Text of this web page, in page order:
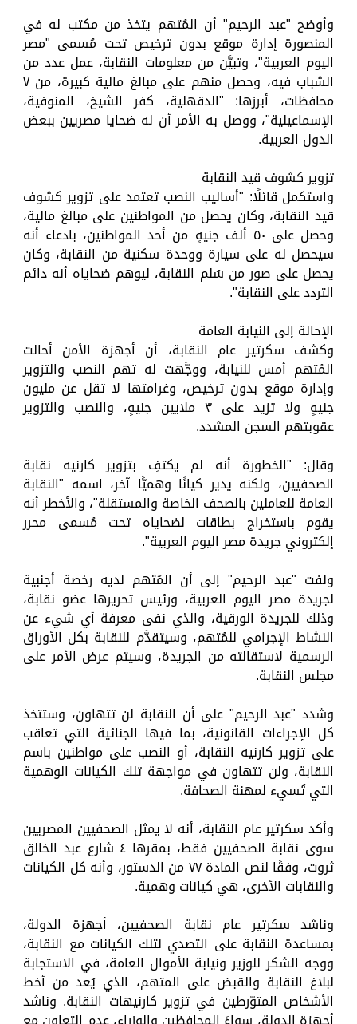
وأوضح "عبد الرحيم" أن المُتهم يتخذ من مكتب له في
المنصورة إدارة موقع بدون ترخيص تحت مُسمى "مصر
اليوم العربية"، وتبيَّن من معلومات النقابة، عمل عدد من
الشباب فيه، وحصل منهم على مبالغ مالية كبيرة، من ٧
محافظات، أبرزها: "الدقهلية، كفر الشيخ، المنوفية،
الإسماعيلية"، ووصل به الأمر أن له ضحايا مصريين ببعض
الدول العربية.
تزوير كشوف قيد النقابة
واستكمل قائلًا: "أساليب النصب تعتمد على تزوير كشوف
قيد النقابة، وكان يحصل من المواطنين على مبالغ مالية،
وحصل على ٥٠ ألف جنيهٍ من أحد المواطنين، بادعاء أنه
سيحصل له على سيارة ووحدة سكنية من النقابة، وكان
يحصل على صور من سُلم النقابة، ليوهم ضحاياه أنه دائم
التردد على النقابة".
الإحالة إلى النيابة العامة
وكشف سكرتير عام النقابة، أن أجهزة الأمن أحالت
المُتهم أمس للنيابة، ووجَّهت له تهم النصب والتزوير
وإدارة موقع بدون ترخيص، وغرامتها لا تقل عن مليون
جنيهٍ ولا تزيد على ٣ ملايين جنيهٍ، والنصب والتزوير
عقوبتهم السجن المشدد.
وقال: "الخطورة أنه لم يكتفِ بتزوير كارنيه نقابة
الصحفيين، ولكنه يدير كيانًا وهميًّا آخر، اسمه "النقابة
العامة للعاملين بالصحف الخاصة والمستقلة"، والأخطر أنه
يقوم باستخراج بطاقات لضحاياه تحت مُسمى محرر
إلكتروني جريدة مصر اليوم العربية".
ولفت "عبد الرحيم" إلى أن المُتهم لديه رخصة أجنبية
لجريدة مصر اليوم العربية، ورئيس تحريرها عضو نقابة،
وذلك للجريدة الورقية، والذي نفى معرفة أي شيء عن
النشاط الإجرامي للمُتهم، وسيتقدَّم للنقابة بكل الأوراق
الرسمية لاستقالته من الجريدة، وسيتم عرض الأمر على
مجلس النقابة.
وشدد "عبد الرحيم" على أن النقابة لن تتهاون، وستتخذ
كل الإجراءات القانونية، بما فيها الجنائية التي تعاقب
على تزوير كارنيه النقابة، أو النصب على مواطنين باسم
النقابة، ولن تتهاون في مواجهة تلك الكيانات الوهمية
التي تُسيء لمهنة الصحافة.
وأكد سكرتير عام النقابة، أنه لا يمثل الصحفيين المصريين
سوى نقابة الصحفيين فقط، بمقرها ٤ شارع عبد الخالق
ثروت، وفقًا لنص المادة ٧٧ من الدستور، وأنه كل الكيانات
والنقابات الأخرى، هي كيانات وهمية.
وناشد سكرتير عام نقابة الصحفيين، أجهزة الدولة،
بمساعدة النقابة على التصدي لتلك الكيانات مع النقابة،
ووجه الشكر للوزير ونيابة الأموال العامة، في الاستجابة
لبلاغ النقابة والقبض على المتهم، الذي يُعد من أخط
الأشخاص المتوّرطين في تزوير كارنيهات النقابة. وناشد